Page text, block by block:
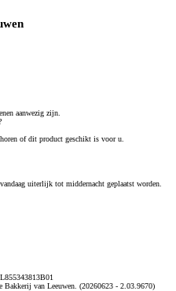
aanwezig zijn.
of dit product geschikt is voor u.
uiterlijk tot middernacht geplaatst worden.
van Leeuwen. (20260623 - 2.03.9670)